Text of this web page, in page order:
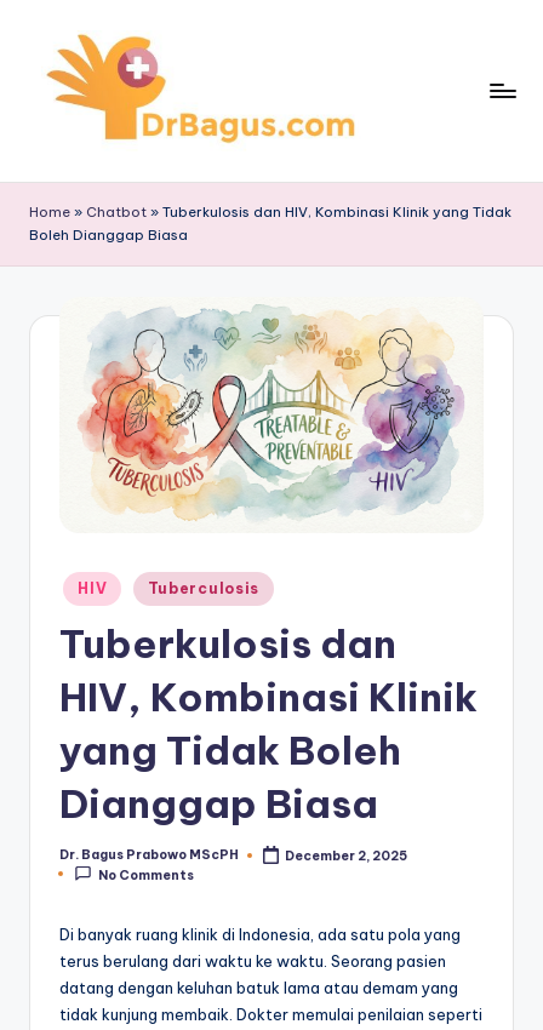
content
Home » Chatbot » Tuberkulosis dan HIV, Kombinasi Klinik yang Tidak
Boleh Dianggap Biasa
Posted
in
HIV Tuberculosis
Tuberkulosis dan
HIV, Kombinasi Klinik
yang Tidak Boleh
Dianggap Biasa
Posted
by
Dr. Bagus Prabowo MScPH
December 2, 2025
No Comments
Di banyak ruang klinik di Indonesia, ada satu pola yang
terus berulang dari waktu ke waktu. Seorang pasien
datang dengan keluhan batuk lama atau demam yang
tidak kunjung membaik. Dokter memulai penilaian seperti